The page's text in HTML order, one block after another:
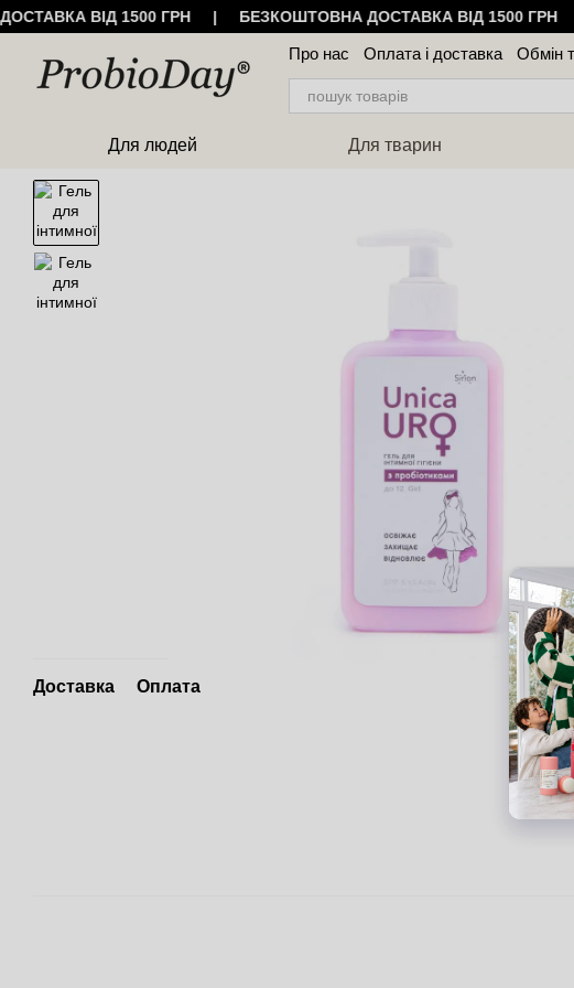
Перейти до основного контенту
ВІД 1500 ГРН | БЕЗКОШТОВНА ДОСТАВКА ВІД 1500
Про нас Оплата і доставка Обмін
Угода користувача
Відгуки про
Для людей Для тварин
Доставка Оплата